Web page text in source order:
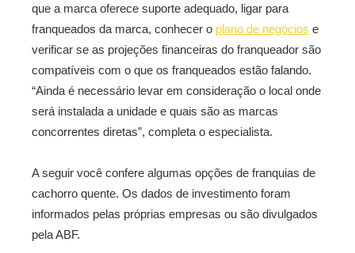
que a marca oferece suporte adequado, ligar para
franqueados da marca, conhecer o plano de negócios e
verificar se as projeções financeiras do franqueador são
compatíveis com o que os franqueados estão falando.
“Ainda é necessário levar em consideração o local onde
será instalada a unidade e quais são as marcas
concorrentes diretas”, completa o especialista.
A seguir você confere algumas opções de franquias de
cachorro quente. Os dados de investimento foram
informados pelas próprias empresas ou são divulgados
pela ABF.